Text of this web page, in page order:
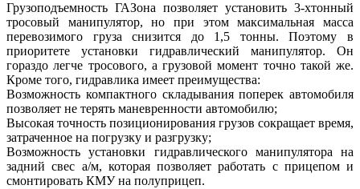
Грузоподъемность ГАЗона позволяет установить 3-хтонный
тросовый манипулятор, но при этом максимальная масса
перевозимого груза снизится до 1,5 тонны. Поэтому в
приоритете установки гидравлический манипулятор. Он
гораздо легче тросового, а грузовой момент точно такой же.
Кроме того, гидравлика имеет преимущества:
Возможность компактного складывания поперек автомобиля
позволяет не терять маневренности автомобилю;
Высокая точность позиционирования грузов сокращает время,
затраченное на погрузку и разгрузку;
Возможность установки гидравлического манипулятора на
задний свес а/м, которая позволяет работать с прицепом и
смонтировать КМУ на полуприцеп.